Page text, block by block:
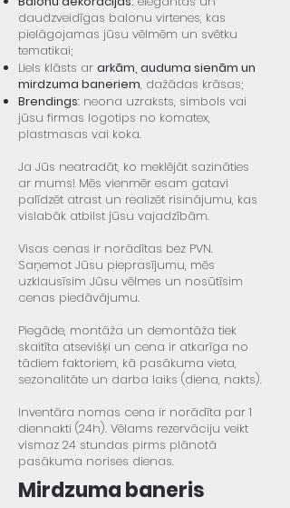
daudzveidīgas balonu virtenes, kas
pielāgojamas jūsu vēlmēm un svētku
tematikai;
Liels klāsts ar arkām, auduma sienām un
mirdzuma baneriem, dažādas krāsas;
Brendings: neona uzraksts, simbols vai
jūsu firmas logotips no komatex,
plastmasas vai koka.
Ja Jūs neatradāt, ko meklējāt sazināties
ar mums! Mēs vienmēr esam gatavi
palīdzēt atrast un realizēt risinājumu, kas
vislabāk atbilst jūsu vajadzībām.
Visas cenas ir norādītas bez PVN.
Saņemot Jūsu pieprasījumu, mēs
uzklausīsim Jūsu vēlmes un nosūtīsim
cenas piedāvājumu.
Piegāde, montāža un demontāža tiek
skaitīta atsevišķi un cena ir atkarīga no
tādiem faktoriem, kā pasākuma vieta,
sezonalitāte un darba laiks (diena, nakts).
Inventāra nomas cena ir norādīta par 1
diennakti (24h). Vēlams rezervāciju veikt
vismaz 24 stundas pirms plānotā
pasākuma norises dienas.
Mirdzuma baneris